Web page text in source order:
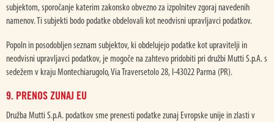
subjektom, sporočanje katerim zakonsko obvezno za izpolnitev zgoraj navedenih
namenov. Ti subjekti bodo podatke obdelovali kot neodvisni upravljavci podatkov.
Popoln in posodobljen seznam subjektov, ki obdelujejo podatke kot upravitelji in
neodvisni upravljavci podatkov, je mogoče na zahtevo pridobiti pri družbi Mutti S.p.A. s
sedežem v kraju Montechiarugolo, Via Traversetolo 28, I-43022 Parma (PR).
9. PRENOS ZUNAJ EU
Družba Mutti S.p.A. podatkov sme prenesti podatke zunaj Evropske unije in zlasti v